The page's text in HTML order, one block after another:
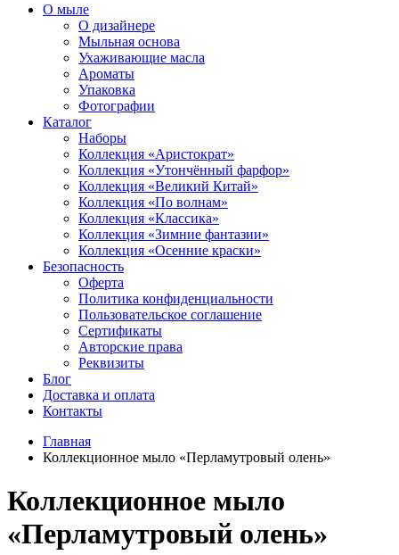
О мыле
О дизайнере
Мыльная основа
Ухаживающие масла
Ароматы
Упаковка
Фотографии
Каталог
Наборы
Коллекция «Аристократ»
Коллекция «Утончённый фарфор»
Коллекция «Великий Китай»
Коллекция «По волнам»
Коллекция «Классика»
Коллекция «Зимние фантазии»
Коллекция «Осенние краски»
Безопасность
Оферта
Политика конфиденциальности
Пользовательское соглашение
Сертификаты
Авторские права
Реквизиты
Блог
Доставка и оплата
Контакты
Главная
Коллекционное мыло «Перламутровый олень»
Коллекционное мыло
«Перламутровый олень»